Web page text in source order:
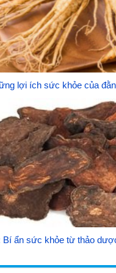
lợi ích sức khỏe của
Bí ẩn sức khỏe từ thảo